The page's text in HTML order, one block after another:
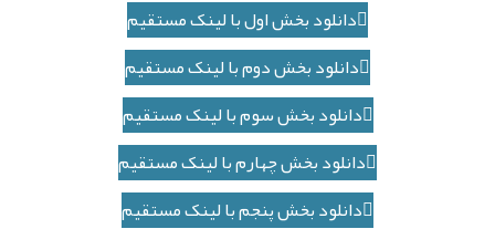
دانلود بخش اول با لینک مستقیم
دانلود بخش دوم با لینک مستقیم
دانلود بخش سوم با لینک مستقیم
دانلود بخش چهارم با لینک مستقیم
دانلود بخش پنجم با لینک مستقیم